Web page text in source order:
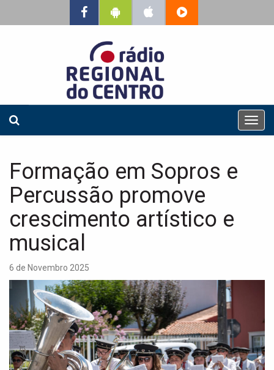
T
o
Formação em Sopros e
Percussão promove
crescimento artístico e
musical
6 de Novembro 2025